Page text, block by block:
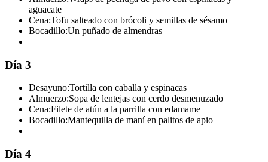
aguacate
Cena:Tofu salteado con brócoli y semillas de sésamo
Bocadillo:Un puñado de almendras
Día 3
Desayuno:Tortilla con caballa y espinacas
Almuerzo:Sopa de lentejas con cerdo desmenuzado
Cena:Filete de atún a la parrilla con edamame
Bocadillo:Mantequilla de maní en palitos de apio
Día 4